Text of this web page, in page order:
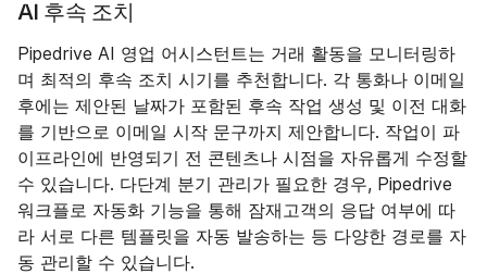
AI 후속 조치
Pipedrive AI 영업 어시스턴트는 거래 활동을 모니터링하
며 최적의 후속 조치 시기를 추천합니다. 각 통화나 이메일
후에는 제안된 날짜가 포함된 후속 작업 생성 및 이전 대화
를 기반으로 이메일 시작 문구까지 제안합니다. 작업이 파
이프라인에 반영되기 전 콘텐츠나 시점을 자유롭게 수정할
수 있습니다. 다단계 분기 관리가 필요한 경우, Pipedrive
워크플로 자동화 기능을 통해 잠재고객의 응답 여부에 따
라 서로 다른 템플릿을 자동 발송하는 등 다양한 경로를 자
동 관리할 수 있습니다.